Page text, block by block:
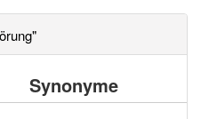
Synonyme